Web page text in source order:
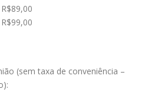
(sem taxa de conveniência –